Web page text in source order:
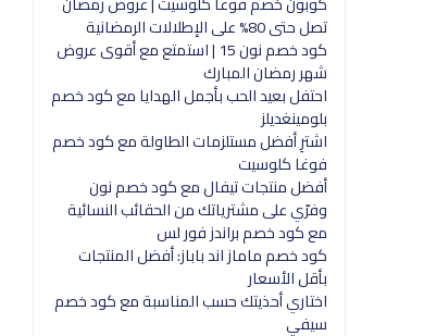
تصل حتى 80% على الإطلالات الرمضانية
كود خصم نون 15 | استمتع مع أقوى عروض
شهر رمضان المبارك
احتفل بعيد الحب بأجمل الهدايا مع كود خصم
بلومينغديلز
اشترِ أفضل مستلزمات الطاولة مع كود خصم
فوغا كلوسيت
أفضل منتجات تيفال مع كود خصم نون
وفرّي على مشترياتك من الحقائب النسائية
مع كود خصم براندز فور لس
كود خصم ماماز اند باباز: أفضل المنتجات
بأقل الأسعار
اختاري أحذيتك حسب المناسبة مع كود خصم
سيفي